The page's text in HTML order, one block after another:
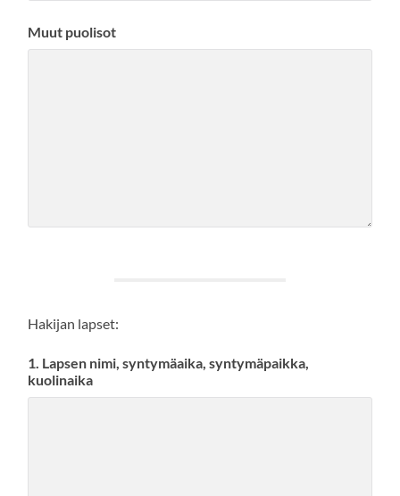
Muut puolisot
Hakijan lapset:
1. Lapsen nimi, syntymäaika, syntymäpaikka,
kuolinaika